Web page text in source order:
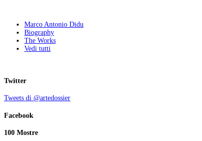
Marco Antonio Didu
Biography
The Works
Vedi tutti
Twitter
Tweets di @artedossier
Facebook
100 Mostre